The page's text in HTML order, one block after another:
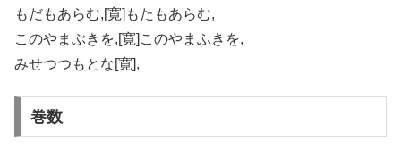
もだもあらむ,[寛]もたもあらむ,
このやまぶきを,[寛]このやまふきを,
みせつつもとな[寛],
巻数